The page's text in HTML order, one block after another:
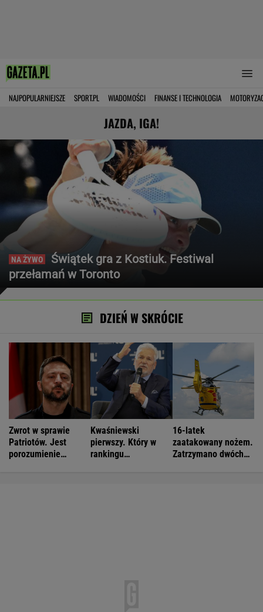
NAJPOPULARNIEJSZE SPORT.PL WIADOMOŚCI FINANSE I TECHNOLOGIA
JAZDA, IGA!
Świątek gra z Kostiuk. Festiwal
przełamań w Toronto
DZIEŃ W SKRÓCIE
Zwrot w sprawie
Patriotów. Jest
porozumienie
Kwaśniewski
pierwszy. Który w
rankingu
16-latek
zaatakowany nożem.
Zatrzymano dwóch